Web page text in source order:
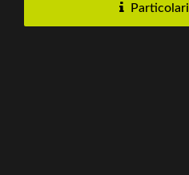
Particolari